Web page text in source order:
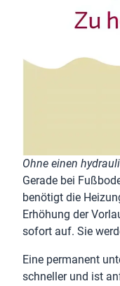
Ohne einen
Gerade bei
benötigt die
Erhöhung der
sofort auf. Sie
Eine permanent
schneller und ist